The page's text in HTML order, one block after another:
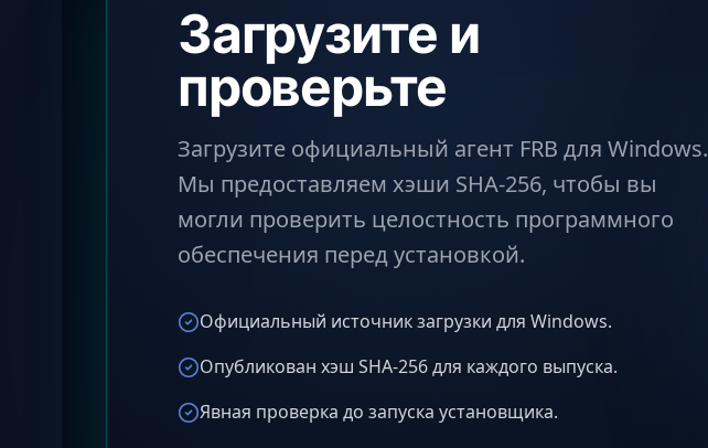
Загрузите и
проверьте
Загрузите официальный агент FRB для Windows.
Мы предоставляем хэши SHA-256, чтобы вы
могли проверить целостность программного
обеспечения перед установкой.
Официальный источник загрузки для Windows.
Опубликован хэш SHA-256 для каждого выпуска.
Явная проверка до запуска установщика.